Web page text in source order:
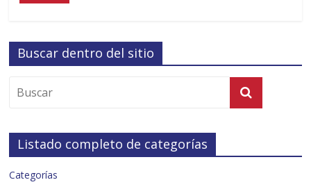
Buscar dentro del sitio
Listado completo de categorías
Categorías